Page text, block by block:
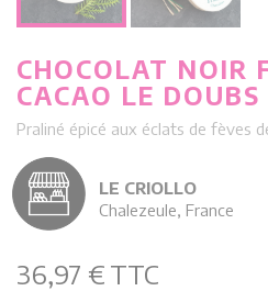
CHOCOLAT NOIR
CACAO LE DOUBS
Praliné épicé aux éclats de fèves
LE CRIOLLO
Chalezeule, France
36,97 € TTC